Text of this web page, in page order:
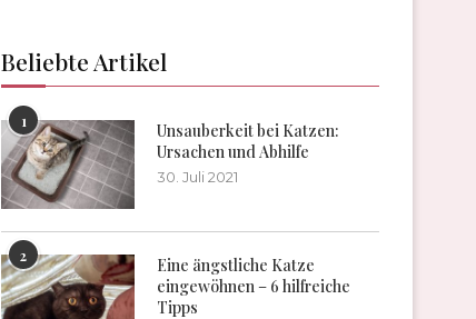
Beliebte Artikel
1
Unsauberkeit bei Katzen:
Ursachen und Abhilfe
30. Juli 2021
2
Eine ängstliche Katze
eingewöhnen – 6 hilfreiche
Tipps